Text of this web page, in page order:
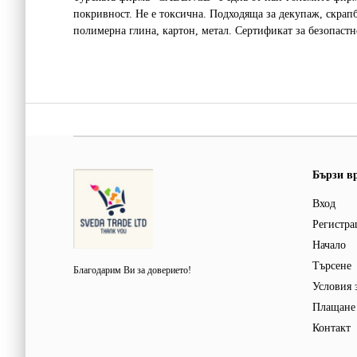
покривност. Не е токсична. Подходяща за декупаж,
полимерна глина, картон, метал. Сертификат за
Благодарим Ви за доверието!
Бързи
Вход
Начало
Търсене
Условия
Плащане
Контакт